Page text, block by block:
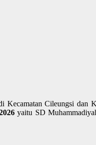
Cileungsi dan
yaitu SD